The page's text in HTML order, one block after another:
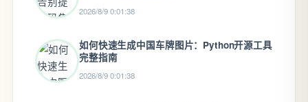
2026/8/9 0:01:38
如何快速生成中国车牌图片：Python开源工具
完整指南
2026/8/9 0:01:38